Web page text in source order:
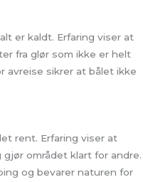
er kaldt. Erfaring viser at
fra glør som ikke er helt
avreise sikrer at bålet ikke
rent. Erfaring viser at
området klart for andre.
og bevarer naturen for